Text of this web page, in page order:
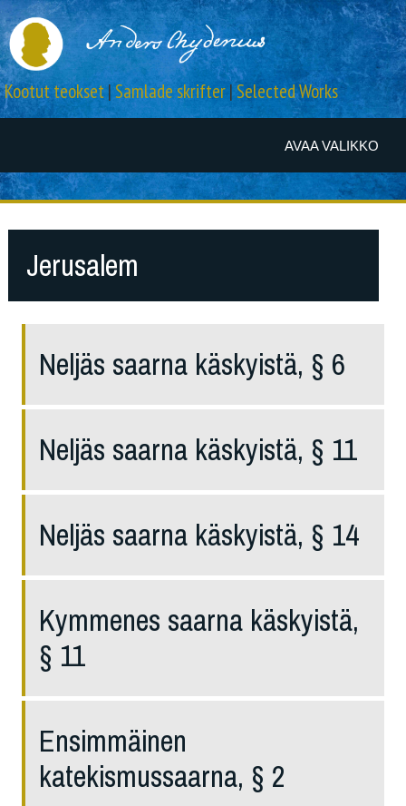
AVAA VALIKKO
Kootut teokset|Samlade skrifter|Selected Works
Jerusalem
Neljäs saarna käskyistä, § 6
Neljäs saarna käskyistä, § 11
Neljäs saarna käskyistä, § 14
Kymmenes saarna käskyistä,
§ 11
Ensimmäinen
katekismussaarna, § 2